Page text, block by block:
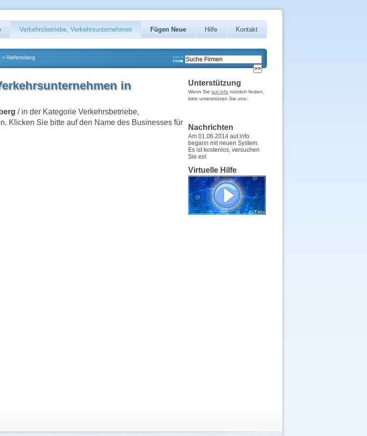
Verkehrsbetriebe, Verkehrsunternehmen Fügen Neue Hilfe Kontakt
> Riefensberg
in
/ in der Kategorie Verkehrsbetriebe,
Klicken Sie bitte auf den Name des Businesses für
Unterstützung
Wenn Sie aut.info nützlich finden,
bitte unterstützen Sie uns:
Nachrichten
Am 01.06.2014 aut.info
begann mit neuen System.
Es ist kostenlos, versuchen
Sie es!
Virtuelle Hilfe